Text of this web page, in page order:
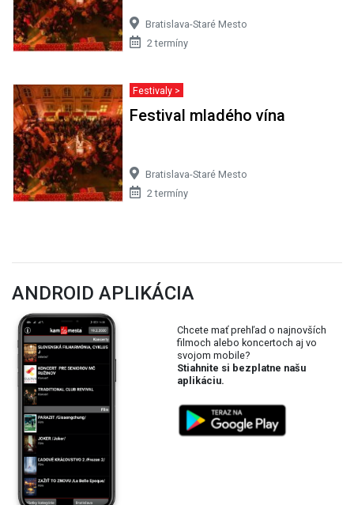
Bratislava-Staré Mesto
2 termíny
Festivaly >
Festival mladého vína
Bratislava-Staré Mesto
2 termíny
ANDROID APLIKÁCIA
Chcete mať prehľad o najnovších
filmoch alebo koncertoch aj vo
svojom mobile?
Stiahnite si bezplatne našu
aplikáciu.